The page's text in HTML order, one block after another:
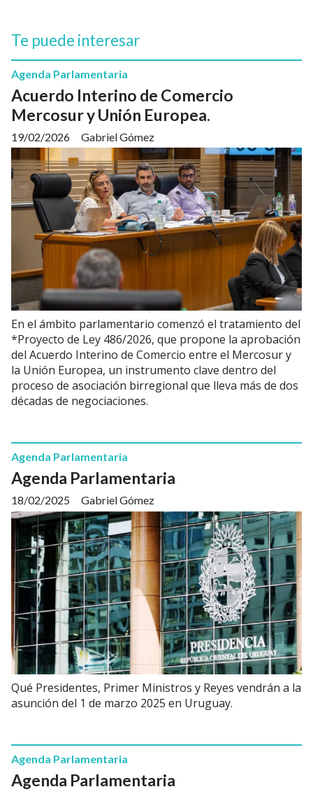
Te puede interesar
Acuerdo Interino de Comercio
Mercosur y Unión Europea.
Gabriel Gómez
Agenda Parlamentaria
19/02/2026
En el ámbito parlamentario comenzó el tratamiento del
*Proyecto de Ley 486/2026, que propone la aprobación
del Acuerdo Interino de Comercio entre el Mercosur y
la Unión Europea, un instrumento clave dentro del
proceso de asociación birregional que lleva más de dos
décadas de negociaciones.
Agenda Parlamentaria
Gabriel Gómez
Agenda Parlamentaria
18/02/2025
Qué Presidentes, Primer Ministros y Reyes vendrán a la
asunción del 1 de marzo 2025 en Uruguay.
Agenda Parlamentaria
Agenda Parlamentaria